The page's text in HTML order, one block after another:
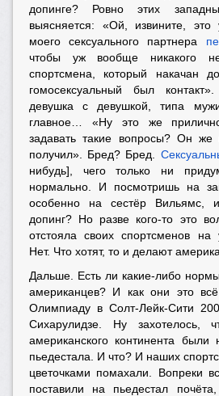
допинге? Ровно этих
выясняется: «Ой, извините,
моего сексуального партнера
чтобы уж вообще никакого
спортсмена, который накачан
гомосексуальный был
девушка с девушкой, типа
главное… «Ну это же
задавать такие вопросы? Он же
получил». Бред? Бред.
нибудь], чего только ни
нормально. И посмотришь на
особенно на сестёр
допинг? Но разве кого-то это
отстояла своих спортсменов на
Нет. Что хотят, то и делают
Дальше. Есть ли какие-либо
американцев? И как они это
Олимпиаду в Солт-Лейк-Сити
Сихарулидзе. Ну захотелось,
американского континента были
пьедестала. И что? И наших
цветочками помахали. Вопреки
поставили на пьедестал